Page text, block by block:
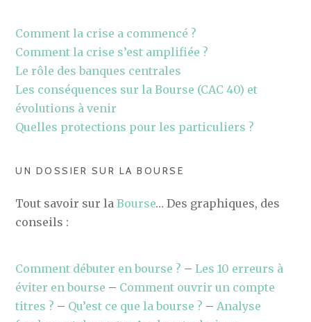
Comment la crise a commencé ?
Comment la crise s’est amplifiée ?
Le rôle des banques centrales
Les conséquences sur la Bourse (CAC 40) et
évolutions à venir
Quelles protections pour les particuliers ?
UN DOSSIER SUR LA BOURSE
Tout savoir sur laBourse… Des graphiques, des
conseils :
Comment débuter en bourse ? –Les 10 erreurs à
éviter en bourse – Comment ouvrir un compte
titres ? – Qu’est ce que la bourse ? – Analyse